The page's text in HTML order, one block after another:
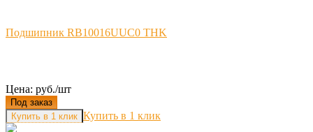
Подшипник RB10016UUC0 THK
Цена: руб./шт
Под заказ
Купить в 1 клик